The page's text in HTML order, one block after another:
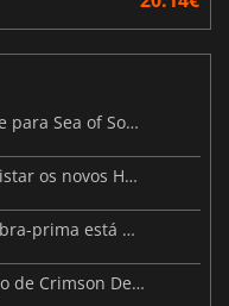
Hollow Knight: Silksong prepara-se para Sea of Sorrow com um patch
A Invasão dos Illuminados: Conquistar os novos Helldivers 2 Atualização!
GTA VI: Para além dos atrasos, a obra-prima está quase a chegar
Pearl Abyss revela imagens de jogo de Crimson Desert para a PS5